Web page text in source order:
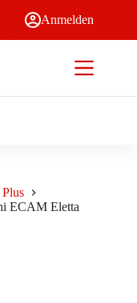
Anmelden
ECAM Eletta